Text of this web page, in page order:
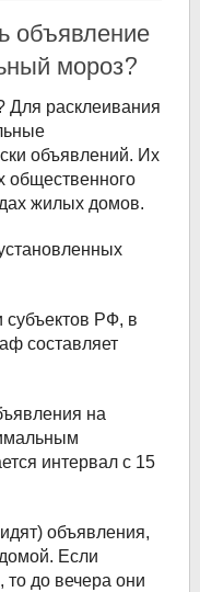
объявление
мороз?
Для расклеивания
объявлений. Их
общественного
жилых домов.
субъектов РФ, в
составляет
на
интервал с 15
объявления,
Если
то до вечера они